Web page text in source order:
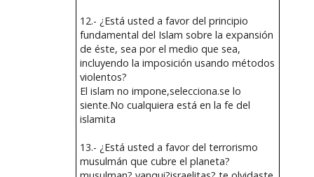
12.- ¿Está usted a favor del principio
fundamental del Islam sobre la expansión
de éste, sea por el medio que sea,
incluyendo la imposición usando métodos
violentos?
El islam no impone,selecciona.se lo
siente.No cualquiera está en la fe del
islamita
13.- ¿Está usted a favor del terrorismo
musulmán que cubre el planeta?